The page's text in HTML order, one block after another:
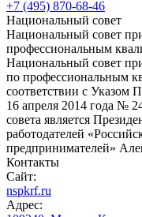
+7 (495) 870-68-46
Национальный совет
Национальный совет
профессиональным
Национальный совет
по профессиональным
соответствии с Указом
16 апреля 2014 года №
совета является
работодателей
предпринимателей»
Контакты
Сайт:
nspkrf.ru
Адрес: